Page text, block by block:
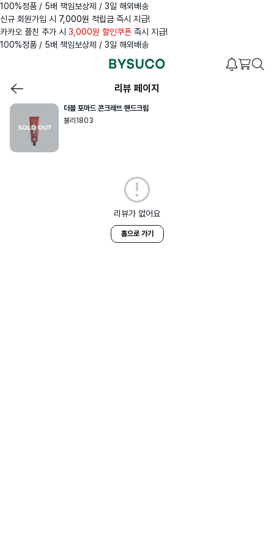
100%정품 / 5배 책임보상제 / 3일 해외배송
신규 회원가입 시 7,000원 적립금 즉시 지급!
카카오 플친 추가 시 3,000원 할인쿠폰 즉시 지급!
100%정품 / 5배 책임보상제 / 3일 해외배송
리뷰 페이지
더블 포마드 콘크레뜨 핸드크림
불리1803
리뷰가 없어요
홈으로 가기